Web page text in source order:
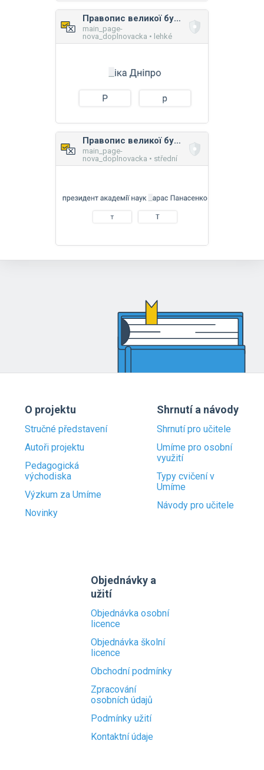
Правопис великої букви в загальних назвах
main_page-
nova_doplnovacka • lehké
Правопис великої букви в загальних назвах
main_page-
nova_doplnovacka • střední
O projektu
Stručné představení
Autoři projektu
Pedagogická
východiska
Výzkum za Umíme
Novinky
Shrnutí a návody
Shrnutí pro učitele
Umíme pro osobní
využití
Typy cvičení v
Umíme
Návody pro učitele
Objednávky a
užití
Objednávka osobní
licence
Objednávka školní
licence
Obchodní podmínky
Zpracování
osobních údajů
Podmínky užití
Kontaktní údaje